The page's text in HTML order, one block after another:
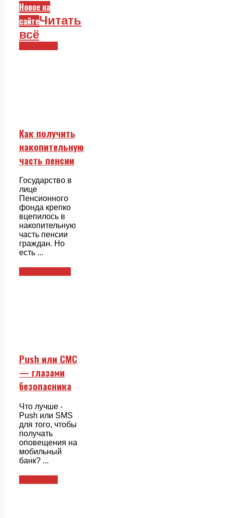
Новое на
сайтеЧитать
всё
Как получить
накопительную
часть пенсии
Государство в
лице
Пенсионного
фонда крепко
вцепилось в
накопительную
часть пенсии
граждан. Но
есть ...
Push или СМС
— глазами
безопасника
Что лучше -
Push или SMS
для того, чтобы
получать
оповещения на
мобильный
банк? ...